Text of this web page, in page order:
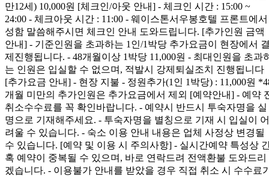
만12세) 10,000원 [체크인/아웃 안내] - 체크인 시간 : 15:00 ~
24:00 - 체크아웃 시간 : 11:00 - 웨이스톤서우봉호텔 프론트에서
성함 말씀해주시면 체크인 안내 도와드립니다. [추가인원 금액
안내] - 기준인원을 초과하는 1인/1박당 추가요금이 현장에서
제진행됩니다. - 48개월이상 1박당 11,000원 - 최대인원을 초과
는 인원은 입실할 수 없으며, 적발시 강제퇴실조치 진행됩니다
[추가요금 안내] - 현장 지불 - 정원추가(1인 1박당) : 11,000원
개월 미만의 추가인원은 추가요금에서 제외 [예약안내] - 예약
취소수수료를 꼭 확인바랍니다. - 예약시 반드시 투숙자명을 실
명으로 기재해주세요. - 투숙자명을 별칭으로 기재 시 입실이 어
려울 수 있습니다. - 숙소 이용 안내 내용은 업체 사정상 변경될
수 있습니다. [예약 및 이용 시 주의사항] - 실시간예약 특성상
혹 예약이 중복될 수 있으며, 바로 연락드려 전액환불 도와드리
겠습니다. - 이용불가 안내를 받았을 경우 직접 취소 시 수수료